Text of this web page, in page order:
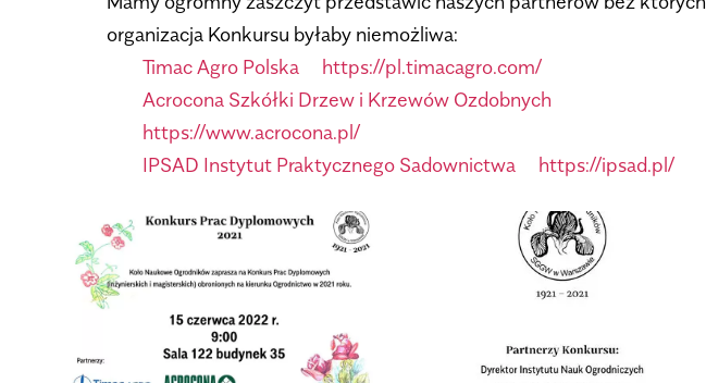
organizacja Konkursu byłaby niemożliwa:
Timac Agro Polska
https://pl.timacagro.com/
Acrocona Szkółki Drzew i Krzewów Ozdobnych
https://www.acrocona.pl/
IPSAD Instytut Praktycznego Sadownictwa
https://ipsad.pl/